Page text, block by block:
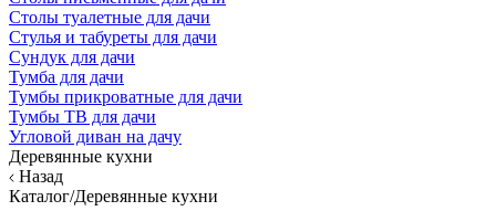
Столы туалетные для дачи
Стулья и табуреты для дачи
Сундук для дачи
Тумба для дачи
Тумбы прикроватные для дачи
Тумбы ТВ для дачи
Угловой диван на дачу
Деревянные кухни
Назад
Каталог/Деревянные кухни